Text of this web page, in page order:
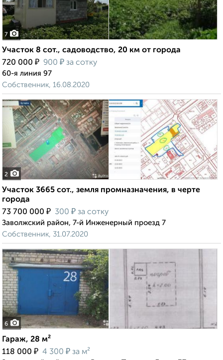
7
Участок 8 сот., садоводство, 20 км от города
720 000 ₽ 900 ₽ за сотку
60-я линия 97
Собственник, 16.08.2020
2
Участок 3665 сот., земля промназначения, в черте
города
73 700 000 ₽ 300 ₽ за сотку
Заволжский район, 7-й Инженерный проезд 7
Собственник, 31.07.2020
6
Гараж, 28 м²
118 000 ₽ 4 300 ₽ за м²